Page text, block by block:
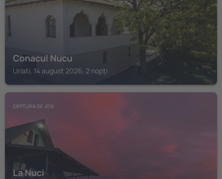
Conacul Nucu
Urlati, 14 august 2026, 2 nopți
CEPTURA DE JOS
La Nuci